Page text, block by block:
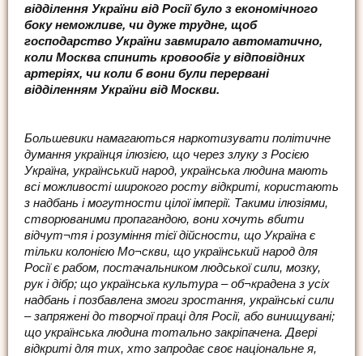
відділення України від Росії було з економічного
боку неможливе, чи дуже трудне, щоб
господарство України завмирало автоматично,
коли Москва спинить кровообіг у відповідних
артеріях, чи коли б вони були перервані
відділенням України від Москви.
Большевики намагаються наркотизувати політичне
думання українця ілюзією, що через злуку з Росією
Україна, український народ, українська людина мають
всі можливості широкого росту відкриті, користають
з надбань і могутности цілої імперії. Такими ілюзіями,
створюваними пропагандою, вони хочуть вбити
відчут¬тя і розуміння тієї дійсности, що Україна є
тільки колонією Мо¬скви, що український народ для
Росії є рабом, постачальником людської сили, мозку,
рук і дібр; що українська культура – об¬крадена з усіх
надбань і позбавлена змоги зростання, українські сили
– запряжені до творчої праці для Росії, або винищувані;
що українська людина тотально закріпачена. Двері
відкриті для тих, хто запродає своє національне я,